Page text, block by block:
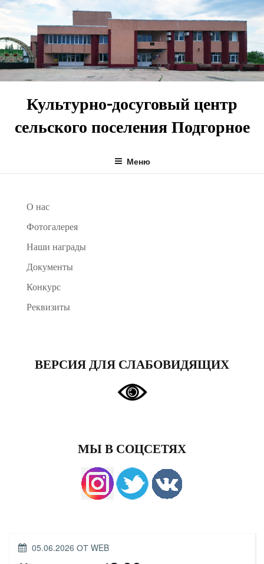
Перейти
содержимому
Культурно-досуговый центр
сельского поселения Подгорное
Меню
О нас
Фотогалерея
Наши награды
Документы
Конкурс
Реквизиты
ВЕРСИЯ ДЛЯ СЛАБОВИДЯЩИХ
МЫ В СОЦСЕТЯХ
ОПУБЛИКОВАНО
05.06.2026 ОТ WEB